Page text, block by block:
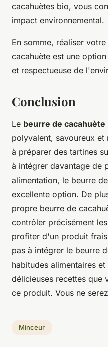
cacahuètes bio, vous
impact environnemental.
En somme, réaliser
cacahuète est une
et respectueuse de
Conclusion
Le beurre de cacahuète
polyvalent, savoureux et
à préparer des tartines
à intégrer davantage de
alimentation, le beurre
excellente option. De
propre beurre de
contrôler précisément
profiter d'un produit
pas à intégrer le beurre
habitudes alimentaires
délicieuses recettes que
ce produit. Vous ne
Minceur